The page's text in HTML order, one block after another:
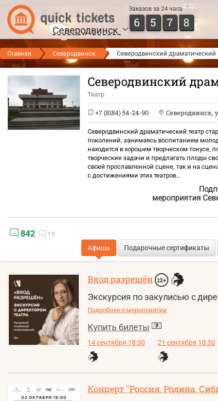
Северодвинск
Заказов за 24 часа
6 5 7 8
Главная Северодвинск Северодвинский драматический
Северодвинский
Театр
+7 (8184) 54-24-90 Северодвинск,
Северодвинский драматический театр
поколений, занимаясь воспитанием
находится в хорошем творческом тонусе,
творческие задачи и предлагать плоды
своей прославленной сцене, так и на
с достижениями этих театров…
мероприятия
842
13
Афиша
Подарочные сертификаты
Вход разрешён 12+
Экскурсия по закулисью с
Подробнее о мероприятии
Купить билеты
14 сентября 18:30 21 сентября 18:30
Концерт "Россия. Родина.